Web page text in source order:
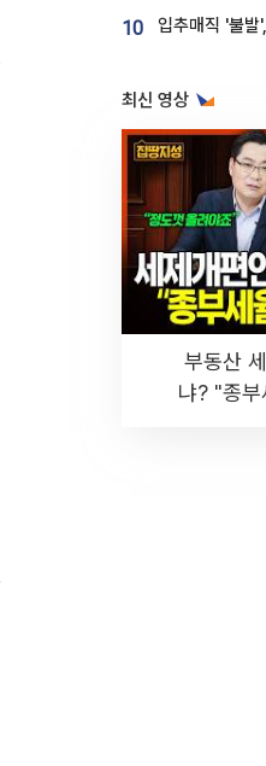
10
최신 영상
부동산
냐? "종부